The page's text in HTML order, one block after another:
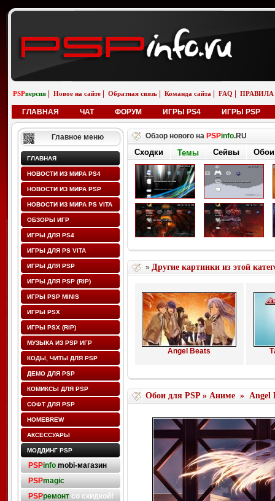
PSPверсия Новое на сайте Обратная связь Команда сайта FAQ ПРАВИЛА
ГЛАВНАЯ ЧАТ ФОРУМ ИГРЫ PS4 ИГРЫ PSP
Главное меню
ГЛАВНАЯ
НОВОСТИ ИЗ МИРА PS4
НОВОСТИ ИЗ МИРА PSP
НОВОСТИ ИЗ МИРА PS VITA
ОБЗОРЫ ИГР
ИГРЫ ДЛЯ PS4
ИГРЫ ДЛЯ PS VITA
ИГРЫ ДЛЯ PSP
ИГРЫ ДЛЯ PSP (RIP)
ИГРЫ PSP MINIS
ИГРЫ PSX
ИГРЫ PSX (RIP)
МУЗЫКА ИЗ PSP ИГР
КОДЫ, ЧИТЫ ДЛЯ PSP
ДЕМО ДЛЯ PSP
КОМИКСЫ ДЛЯ PSP
СОФТ ДЛЯ PSP
HOMEBREW
АКСЕССУАРЫ
МОДДИНГ PSP
PSPinfo mobi-магазин
PSPmagic
PSPремонтсо скидкой!
Обзор нового на PSPinfo.RU
Сходки Темы Сейвы Обои
» Другие картинки из этой
Angel Beats
Обои для PSP» Аниме» Angel